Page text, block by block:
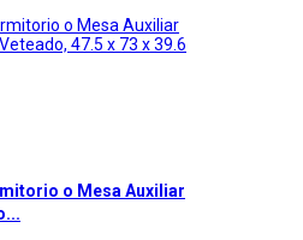
o Mesa Auxiliar